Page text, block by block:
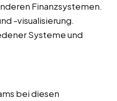
Finanzsystemen.
-visualisierung.
Systeme und
bei diesen